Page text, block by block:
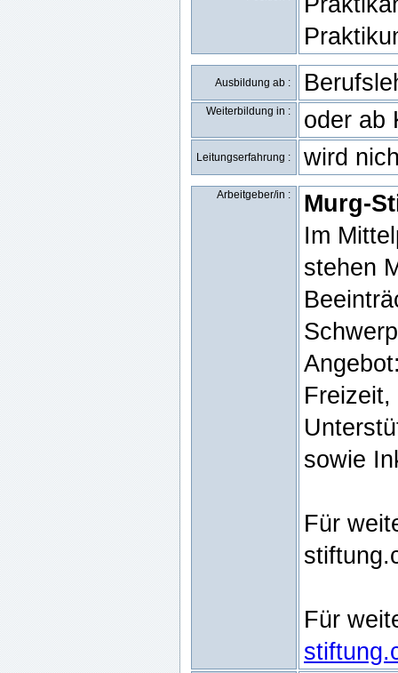
Ausbildung ab :
Weiterbildung in : oder ab
Leitungserfahrung : wird
Arbeitgeber/in :
Murg-
Im
stehen
Freizeit,
sowie
Für
Für